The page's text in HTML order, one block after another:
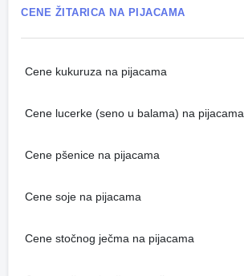
CENE ŽITARICA NA PIJACAMA
Cene kukuruza na pijacama
Cene lucerke (seno u balama) na pijacama
Cene pšenice na pijacama
Cene soje na pijacama
Cene stočnog ječma na pijacama